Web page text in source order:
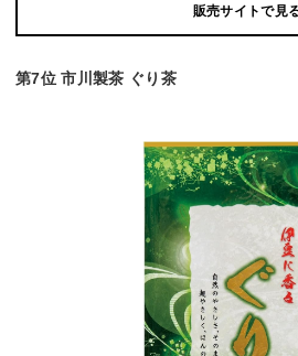
販売サイトで見
第7位 市川製茶 ぐり茶